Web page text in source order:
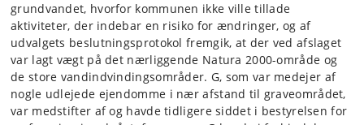
grundvandet, hvorfor kommunen ikke ville tillade
aktiviteter, der indebar en risiko for ændringer, og af
udvalgets beslutningsprotokol fremgik, at der ved afslaget
var lagt vægt på det nærliggende Natura 2000-område og
de store vandindvindingsområder. G, som var medejer af
nogle udlejede ejendomme i nær afstand til graveområdet,
var medstifter af og havde tidligere siddet i bestyrelsen for